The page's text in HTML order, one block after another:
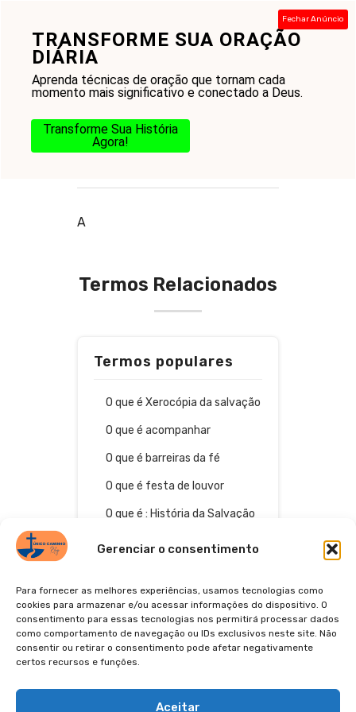
Gerenciar o consentimento
Para fornecer as melhores experiências, usamos tecnologias como
cookies para armazenar e/ou acessar informações do dispositivo. O
consentimento para essas tecnologias nos permitirá processar dados
como comportamento de navegação ou IDs exclusivos neste site. Não
consentir ou retirar o consentimento pode afetar negativamente
certos recursos e funções.
Aceitar
TRANSFORME SUA ORAÇÃO
DIÁRIA
Aprenda técnicas de oração que tornam cada
momento mais significativo e conectado a Deus.
Transforme Sua História
Agora!
Fechar Anúncio
conteúdo
A
Termos Relacionados
Termos populares
O que é Xerocópia da salvação
O que é acompanhar
O que é barreiras da fé
O que é festa de louvor
O que é : História da Salvação